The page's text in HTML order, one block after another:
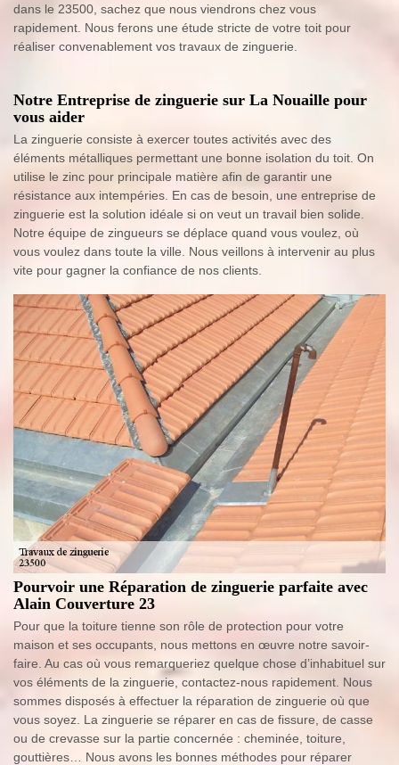
dans le 23500, sachez que nous viendrons chez vous
rapidement. Nous ferons une étude stricte de votre toit pour
réaliser convenablement vos travaux de zinguerie.
Notre Entreprise de zinguerie sur La Nouaille pour
vous aider
La zinguerie consiste à exercer toutes activités avec des
éléments métalliques permettant une bonne isolation du toit. On
utilise le zinc pour principale matière afin de garantir une
résistance aux intempéries. En cas de besoin, une entreprise de
zinguerie est la solution idéale si on veut un travail bien solide.
Notre équipe de zingueurs se déplace quand vous voulez, où
vous voulez dans toute la ville. Nous veillons à intervenir au plus
vite pour gagner la confiance de nos clients.
Pourvoir une Réparation de zinguerie parfaite avec
Alain Couverture 23
Pour que la toiture tienne son rôle de protection pour votre
maison et ses occupants, nous mettons en œuvre notre savoir-
faire. Au cas où vous remarqueriez quelque chose d’inhabituel sur
vos éléments de la zinguerie, contactez-nous rapidement. Nous
sommes disposés à effectuer la réparation de zinguerie où que
vous soyez. La zinguerie se réparer en cas de fissure, de casse
ou de crevasse sur la partie concernée : cheminée, toiture,
gouttières… Nous avons les bonnes méthodes pour réparer